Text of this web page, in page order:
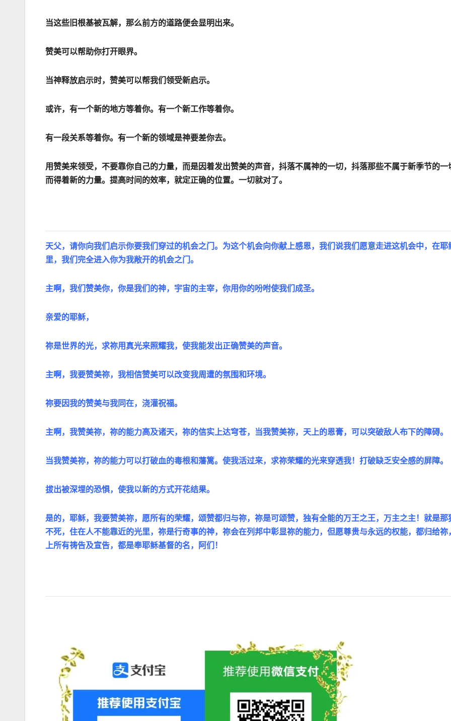
当这些旧根基被瓦解，那么前方的道路便会显明出来。
赞美可以帮助你打开眼界。
当神释放启示时，赞美可以帮我们领受新启示。
或许，有一个新的地方等着你。有一个新工作等着你。
有一段关系等着你。有一个新的领域是神要差你去。
用赞美来领受，不要靠你自己的力量，而是因着发出赞美的声音，抖落不属神的一切，抖落那些不属于新季节的一
而得着新的力量。提高时间的效率，就定正确的位置。一切就对了。
天父，请你向我们启示你要我们穿过的机会之门。为这个机会向你献上感恩，我们说我们愿意走进这机会中，在耶
里，我们完全进入你为我敞开的机会之门。
主啊，我们赞美你，你是我们的神，宇宙的主宰，你用你的吩咐使我们成圣。
亲爱的耶稣，
祢是世界的光，求祢用真光来照耀我，使我能发出正确赞美的声音。
主啊，我要赞美祢，我相信赞美可以改变我周遭的氛围和环境。
祢要因我的赞美与我同在，浇灌祝福。
主啊，我赞美祢，祢的能力高及诸天，祢的信实上达穹苍，当我赞美祢，天上的恩膏，可以突破敌人布下的障碍。
当我赞美祢，祢的能力可以打破血的毒根和藩篱。使我活过来，求祢荣耀的光来穿透我！打破缺乏安全感的屏障。
拔出被深埋的恐惧，使我以新的方式开花结果。
是的，耶稣，我要赞美祢，愿所有的荣耀，颂赞都归与祢，祢是可颂赞，独有全能的万王之王，万主之主！就是那
不死，住在人不能靠近的光里，祢是行奇事的神，祢会在列邦中彰显祢的能力，但愿尊贵与永远的权能，都归给祢
上所有祷告及宣告，都是奉耶稣基督的名，阿们！